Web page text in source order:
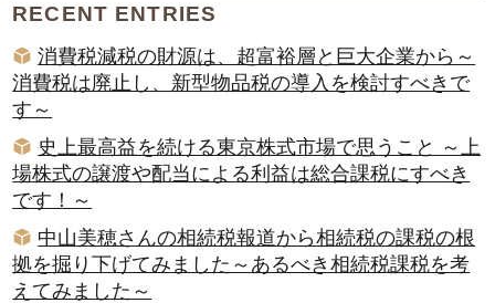
RECENT ENTRIES
消費税減税の財源は、超富裕層と巨大企業から～
消費税は廃止し、新型物品税の導入を検討すべきで
す～
史上最高益を続ける東京株式市場で思うこと ～上
場株式の譲渡や配当による利益は総合課税にすべき
です！～
中山美穂さんの相続税報道から相続税の課税の根
拠を掘り下げてみました～あるべき相続税課税を考
えてみました～